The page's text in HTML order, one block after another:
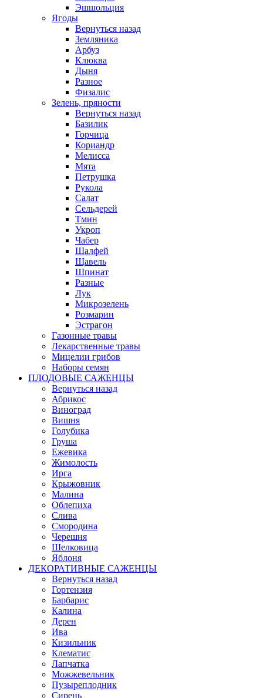
Эшшольция
Ягоды
Вернуться назад
Земляника
Арбуз
Клюква
Дыня
Разное
Физалис
Зелень, пряности
Вернуться назад
Базилик
Горчица
Кориандр
Мелисса
Мята
Петрушка
Рукола
Салат
Сельдерей
Тмин
Укроп
Чабер
Шалфей
Щавель
Шпинат
Разные
Лук
Микрозелень
Розмарин
Эстрагон
Газонные травы
Лекарственные травы
Мицелии грибов
Наборы семян
ПЛОДОВЫЕ САЖЕНЦЫ
Вернуться назад
Абрикос
Виноград
Вишня
Голубика
Груша
Ежевика
Жимолость
Ирга
Крыжовник
Малина
Облепиха
Слива
Смородина
Черешня
Шелковица
Яблоня
ДЕКОРАТИВНЫЕ САЖЕНЦЫ
Вернуться назад
Гортензия
Барбарис
Калина
Дерен
Ива
Кизильник
Клематис
Лапчатка
Можжевельник
Пузыреплодник
Сирень